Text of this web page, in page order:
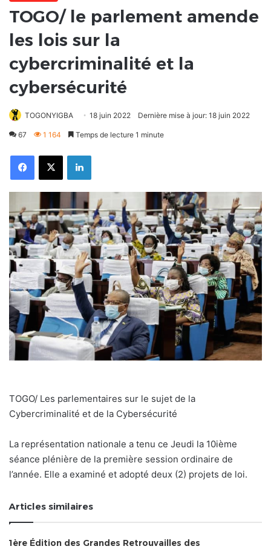
TOGO/ le parlement amende
les lois sur la
cybercriminalité et la
cybersécurité
TOGONYIGBA 18 juin 2022 Dernière mise à jour: 18 juin 2022
67 1 164 Temps de lecture 1 minute
FacebookX Linkedin
TOGO/ Les parlementaires sur le sujet de la
Cybercriminalité et de la Cybersécurité
La représentation nationale a tenu ce Jeudi la 10ième
séance plénière de la première session ordinaire de
l’année. Elle a examiné et adopté deux (2) projets de loi.
Articles similaires
1ère Édition des Grandes Retrouvailles des